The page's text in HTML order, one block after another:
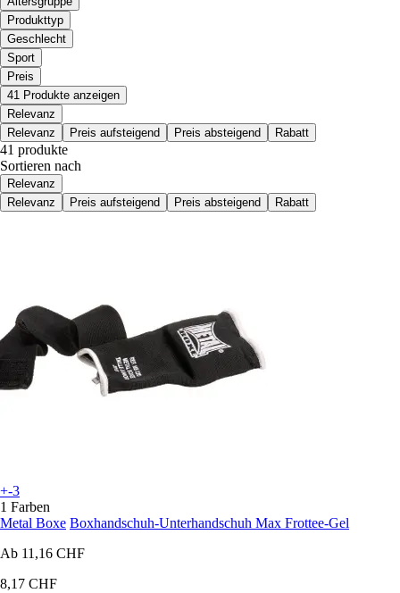
Produkttyp
Geschlecht
Sport
Preis
41 Produkte anzeigen
Relevanz
Relevanz
Preis aufsteigend Preis absteigend Rabatt
41 produkte
Sortieren nach
Relevanz
Relevanz
Preis aufsteigend Preis absteigend Rabatt
+-3
1 Farben
Metal Boxe Boxhandschuh-Unterhandschuh Max Frottee-Gel
Ab 11,16 CHF
8,17 CHF